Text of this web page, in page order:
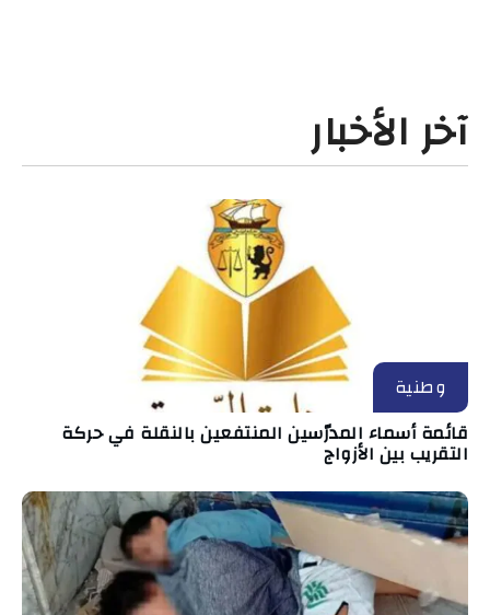
آخر الأخبار
وطنية
قائمة أسماء المدرّسين المنتفعين بالنقلة في حركة
التقريب بين الأزواج